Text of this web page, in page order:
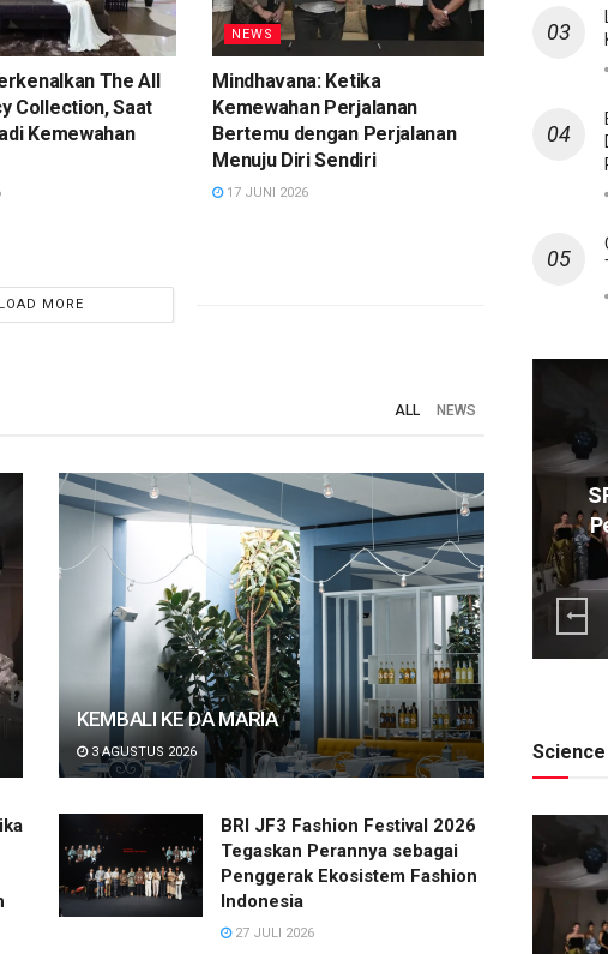
The All
Collection, Saat
Kemewahan
NEWS
Mindhavana: Ketika
Kemewahan Perjalanan
Bertemu dengan Perjalanan
Menuju Diri Sendiri
17 JUNI 2026
LOAD MORE
ALL NEWS
KEMBALI KE DA MARIA
3 AGUSTUS 2026
BRI JF3 Fashion Festival 2026
Tegaskan Perannya sebagai
Penggerak Ekosistem Fashion
Indonesia
27 JULI 2026
Glengoyne dan Tamdhu Resmi Hadir di
Indonesia, Merayakan Seni
Craftsmanship dalam Single Malt
Scotch Whisky
Science